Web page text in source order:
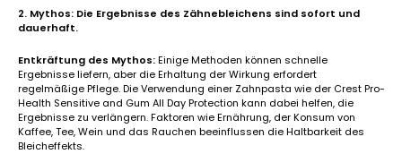
2. Mythos: Die Ergebnisse des Zähnebleichens sind sofort und
dauerhaft.
Entkräftung des Mythos:Einige Methoden können schnelle
Ergebnisse liefern, aber die Erhaltung der Wirkung erfordert
regelmäßige Pflege. Die Verwendung einer Zahnpasta wie der Crest Pro-
Health Sensitive and Gum All Day Protection kann dabei helfen, die
Ergebnisse zu verlängern. Faktoren wie Ernährung, der Konsum von
Kaffee, Tee, Wein und das Rauchen beeinflussen die Haltbarkeit des
Bleicheffekts.